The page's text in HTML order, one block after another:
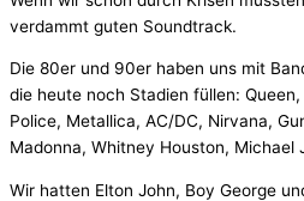
verdammt guten Soundtrack.
Die 80er und 90er haben uns mit
die heute noch Stadien füllen:
Police, Metallica, AC/DC, Nirvana,
Madonna, Whitney Houston, Michael
Wir hatten Elton John, Boy George